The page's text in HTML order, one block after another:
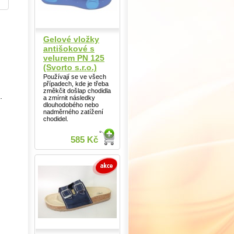
Gelové vložky
antišokové s
velurem PN 125
(Svorto s.r.o.)
Používají se ve všech
případech, kde je třeba
změkčit došlap chodidla
a zmírnit následky
dlouhodobého nebo
nadměrného zatížení
chodidel.
585 Kč